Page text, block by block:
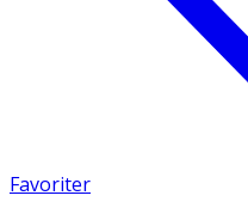
Favoriter